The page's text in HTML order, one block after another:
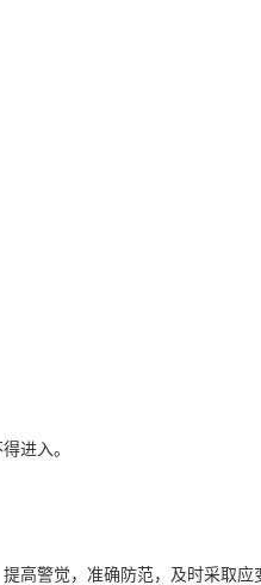
进入。
高警觉，准确防范，及时采取应